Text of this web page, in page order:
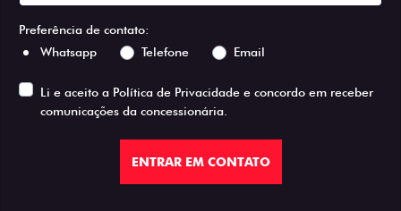
Preferência de contato:
Whatsapp
Telefone Email
Li e aceito a Política de Privacidade e concordo em receber
comunicações da concessionária.
ENTRAR EM CONTATO